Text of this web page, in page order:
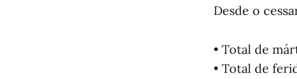
Desde o
• Total de
• Total de